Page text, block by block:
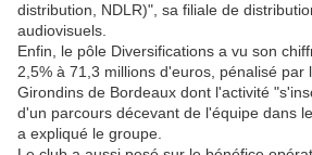
distribution, NDLR)", sa filiale de
audiovisuels.
Enfin, le pôle Diversifications a vu son
2,5% à 71,3 millions d'euros, pénalisé par
Girondins de Bordeaux dont l'activité
d'un parcours décevant de l'équipe dans
a expliqué le groupe.